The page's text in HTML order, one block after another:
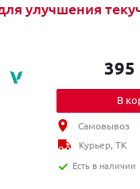
улучшения
395
В
Самовывоз
Курьер, ТК
Есть в наличии